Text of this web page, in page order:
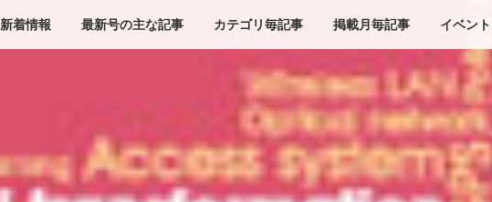
新着情報 最新号の主な記事 カテゴリ毎記事 掲載月毎記事 イベン